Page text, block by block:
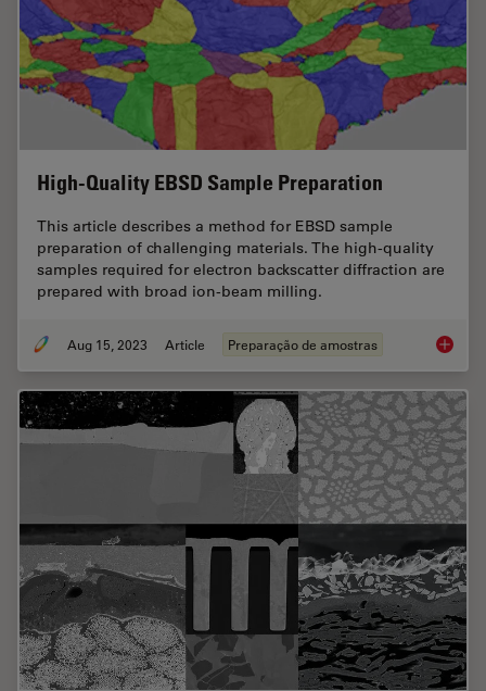
High-Quality EBSD Sample Preparation
This article describes a method for EBSD sample
preparation of challenging materials. The high-quality
samples required for electron backscatter diffraction are
prepared with broad ion-beam milling.
Aug 15, 2023 Article Preparação de amostras High-